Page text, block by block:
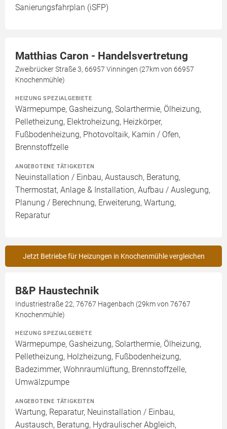
Sanierungsfahrplan (iSFP)
Matthias Caron - Handelsvertretung
Zweibrücker Straße 3, 66957 Vinningen (27km von 66957
Knochenmühle)
HEIZUNG SPEZIALGEBIETE
Wärmepumpe, Gasheizung, Solarthermie, Ölheizung,
Pelletheizung, Elektroheizung, Heizkörper,
Fußbodenheizung, Photovoltaik, Kamin / Ofen,
Brennstoffzelle
ANGEBOTENE TÄTIGKEITEN
Neuinstallation / Einbau, Austausch, Beratung,
Thermostat, Anlage & Installation, Aufbau / Auslegung,
Planung / Berechnung, Erweiterung, Wartung,
Reparatur
Jetzt Betriebe für Heizungen in Knochenmühle vergleichen
B&P Haustechnik
Industriestraße 22, 76767 Hagenbach (29km von 76767
Knochenmühle)
HEIZUNG SPEZIALGEBIETE
Wärmepumpe, Gasheizung, Solarthermie, Ölheizung,
Pelletheizung, Holzheizung, Fußbodenheizung,
Badezimmer, Wohnraumlüftung, Brennstoffzelle,
Umwälzpumpe
ANGEBOTENE TÄTIGKEITEN
Wartung, Reparatur, Neuinstallation / Einbau,
Austausch, Beratung, Hydraulischer Abgleich,